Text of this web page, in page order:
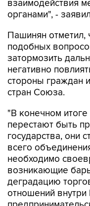
Пашинян отметил,
затормозить
негативно
стороны граждан
стран Союза.
"В конечном
государства, они
всего
необходимо
возникающие
деградацию
отношений внутри
последовательно